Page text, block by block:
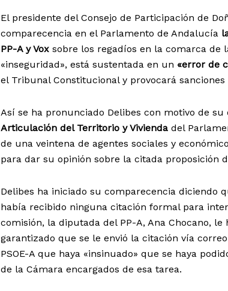
El presidente del Consejo de Participación de
comparecencia en el Parlamento de Andalucía
PP-A y Vox sobre los regadíos en la comarca de
«inseguridad», está sustentada en un «error de
el Tribunal Constitucional y provocará
Así se ha pronunciado Delibes con motivo de
Articulación del Territorio y Vivienda del
de una veintena de agentes sociales y
para dar su opinión sobre la citada proposición
Delibes ha iniciado su comparecencia diciendo
había recibido ninguna citación formal para
comisión, la diputada del PP-A, Ana Chocano,
garantizado que se le envió la citación vía
PSOE-A que haya «insinuado» que se haya
de la Cámara encargados de esa tarea.